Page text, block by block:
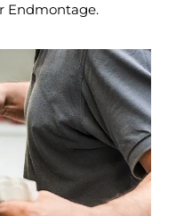
Endmontage.